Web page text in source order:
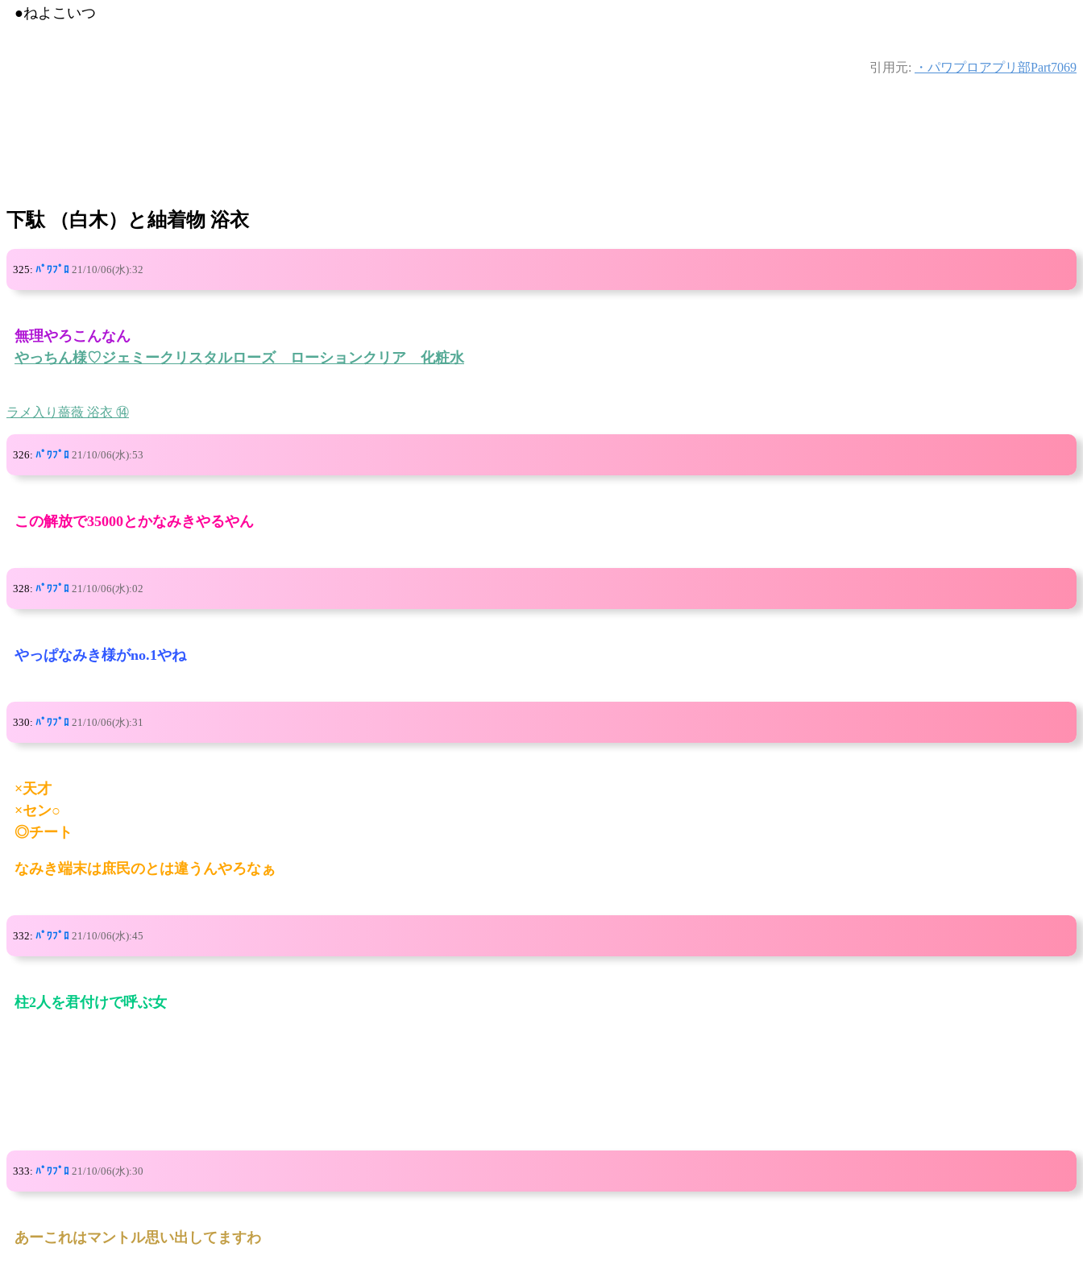
●ねよこいつ
引用元: ・パワプロアプリ部Part7069
下駄 （白木）と紬着物 浴衣
325: ﾊﾟﾜﾌﾟﾛ 21/10/06(水):32
無理やろこんなん
やっちん様♡ジェミークリスタルローズ ローションクリア 化粧水
ラメ入り薔薇 浴衣 ⑭
326: ﾊﾟﾜﾌﾟﾛ 21/10/06(水):53
この解放で35000とかなみきやるやん
328: ﾊﾟﾜﾌﾟﾛ 21/10/06(水):02
やっぱなみき様がno.1やね
330: ﾊﾟﾜﾌﾟﾛ 21/10/06(水):31
×天才
×セン○
◎チート
なみき端末は庶民のとは違うんやろなぁ
332: ﾊﾟﾜﾌﾟﾛ 21/10/06(水):45
柱2人を君付けで呼ぶ女
333: ﾊﾟﾜﾌﾟﾛ 21/10/06(水):30
あーこれはマントル思い出してますわ